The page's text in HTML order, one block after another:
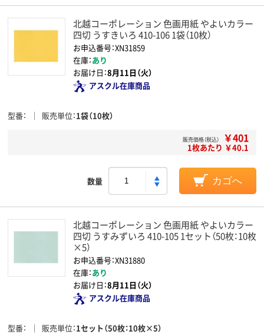
北越コーポレーション 色画用紙 やよいカラー
四切 うすきいろ 410-106 1袋（10枚）
お申込番号：XN31859
在庫：あり
お届け日：8月11日（火）
アスクル在庫商品
型番 販売単位 1袋（10枚）
販売価格（税込） ￥401
1枚あたり ￥40.1
数量 カゴへ
北越コーポレーション 色画用紙 やよいカラー
四切 うすみずいろ 410-105 1セット（50枚：10枚
×5）
お申込番号：XN31880
在庫：あり
お届け日：8月11日（火）
アスクル在庫商品
型番 販売単位 1セット（50枚：10枚×5）